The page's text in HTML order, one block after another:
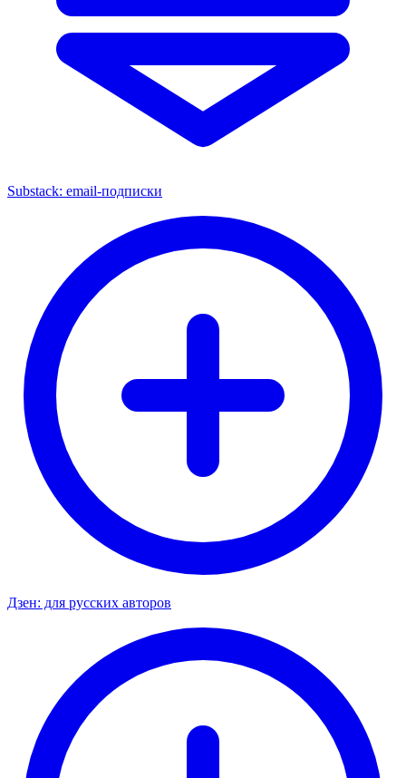
Substack: email-подписки
Дзен: для русских авторов